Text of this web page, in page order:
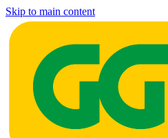
Skip to main content